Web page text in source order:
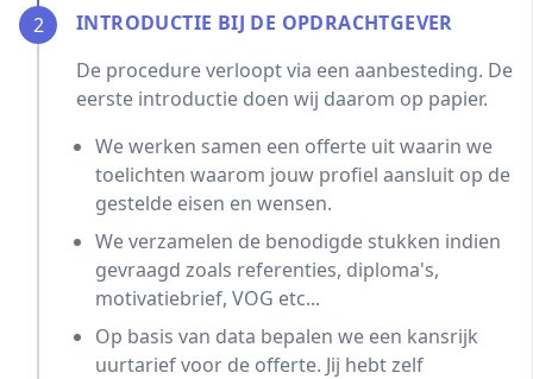
2
INTRODUCTIE BIJ DE OPDRACHTGEVER
De procedure verloopt via een aanbesteding. De
eerste introductie doen wij daarom op papier.
We werken samen een offerte uit waarin we
toelichten waarom jouw profiel aansluit op de
gestelde eisen en wensen.
We verzamelen de benodigde stukken indien
gevraagd zoals referenties, diploma's,
motivatiebrief, VOG etc...
Op basis van data bepalen we een kansrijk
uurtarief voor de offerte. Jij hebt zelf